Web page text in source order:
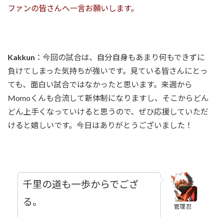
ファンの皆さんへ一言お願いします。
Kakkun ：今回の試合は、自分自身もあまり何もできずに
負けてしまった気持ちが強いです。見ている皆さんにとっ
ても、面白い試合ではなかったと思います。来週から
Momoくんも合流して新体制になりますし、そこからどん
どん上手くなっていけると思うので、ぜひ応援していただ
けると嬉しいです。今日はありがとうございました！
管理忍
千里の道も一歩からでござ
る。